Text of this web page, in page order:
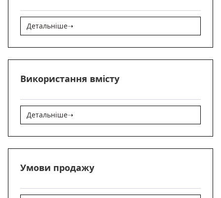
Детальніше➝
Використання вмісту
Детальніше➝
Умови продажу